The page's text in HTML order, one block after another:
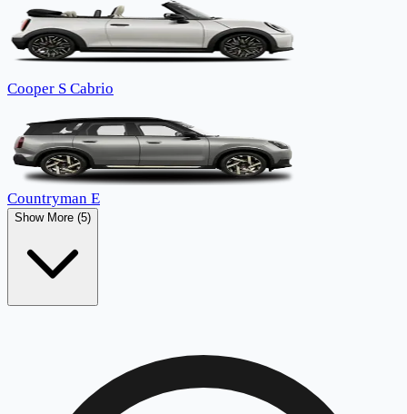
Cooper S Cabrio
Countryman E
Show More (5)